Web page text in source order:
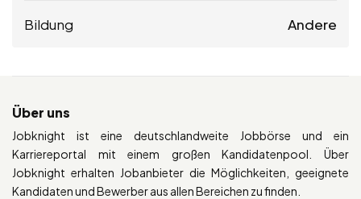
Bildung Andere
Über uns
Jobknight ist eine deutschlandweite Jobbörse und ein
Karriereportal mit einem großen Kandidatenpool. Über
Jobknight erhalten Jobanbieter die Möglichkeiten, geeignete
Kandidaten und Bewerber aus allen Bereichen zu finden.